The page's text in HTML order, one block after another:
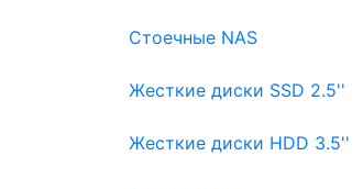
Стоечные NAS
Жесткие диски SSD 2.5''
Жесткие диски HDD 3.5''